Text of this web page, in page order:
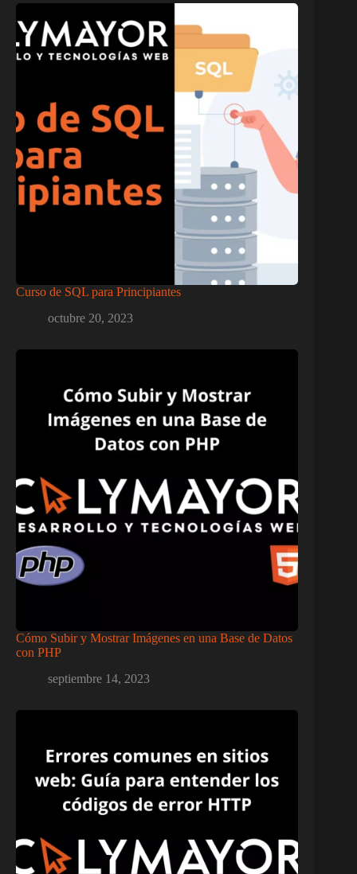
Curso de SQL para Principiantes
octubre 20, 2023
Cómo Subir y Mostrar Imágenes en una Base de Datos
con PHP
septiembre 14, 2023